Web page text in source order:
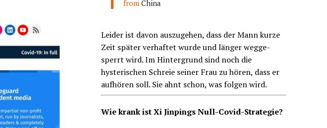
fromChina
Leider ist davon auszugehen, dass der Mann kurze
Zeit später verhaftet wurde und länger wegge-
sperrt wird. Im Hintergrund sind noch die
hysterischen Schreie seiner Frau zu hören, dass er
aufhören soll. Sie ahnt schon, was folgen wird.
Wie krank ist Xi Jinpings Null-Covid-Strategie?